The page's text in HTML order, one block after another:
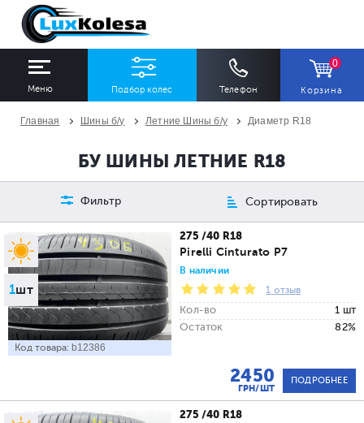
Меню Подбор колес Телефон
0
Корзина
Все Все
Диаметр
Все
Сезон
Все
Количество
Все
ПОДОБРАТЬ
Главная Шины б/у Летние Шины б/у Диаметр R18
БУ ШИНЫ ЛЕТНИЕ R18
Фильтр Сортировать
1шт
Код товара: b12386
275 /40 R18
Pirelli Cinturato P7
В наличии
1 отзыв
Кол-во
1 шт
Остаток
82%
2450
ГРН/ШТ
ПОДРОБНЕЕ
275 /40 R18